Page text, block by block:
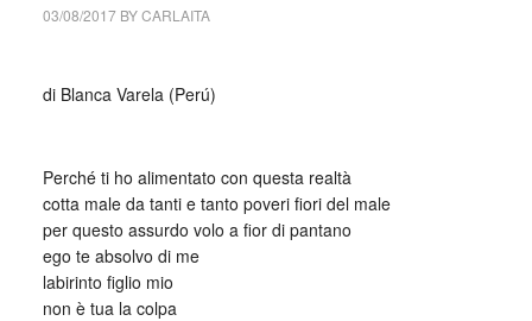
03/08/2017BYCARLAITA
di Blanca Varela (Perú)
Perché ti ho alimentato con questa realtà
cotta male da tanti e tanto poveri fiori del male
per questo assurdo volo a fior di pantano
ego te absolvo di me
labirinto figlio mio
non è tua la colpa